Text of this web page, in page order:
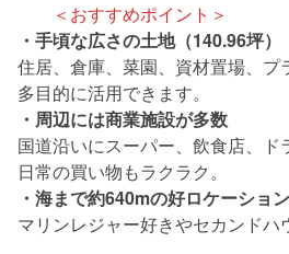
＜おすすめポイント＞
・手頃な広さの土地（140.96坪）
住居、倉庫、菜園、資材置場、プ
多目的に活用できます。
・周辺には商業施設が多数
国道沿いにスーパー、飲食店、ド
日常の買い物もラクラク。
・海まで約640mの好ロケーション
マリンレジャー好きやセカンド